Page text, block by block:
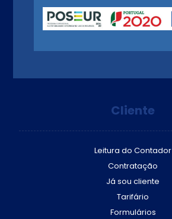
Cliente
Leitura do Contador
Contratação
Já sou cliente
Tarifário
Formulários